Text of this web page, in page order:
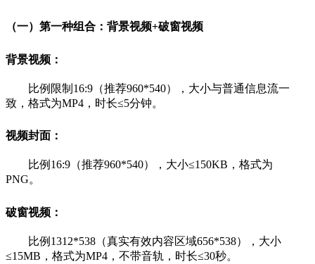
（一）第一种组合：背景视频+破窗视频
背景视频：
比例限制16:9（推荐960*540），大小与普通信息流一
致，格式为MP4，时长≤5分钟。
视频封面：
比例16:9（推荐960*540），大小≤150KB，格式为
PNG。
破窗视频：
比例1312*538（真实有效内容区域656*538），大小
≤15MB，格式为MP4，不带音轨，时长≤30秒。